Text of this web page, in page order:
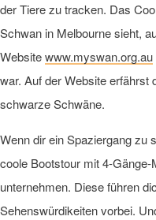
der Tiere zu tracken. Das
Schwan in Melbourne sieht,
Websitewww.myswan.org.au
war. Auf der Website
schwarze Schwäne.
Wenn dir ein Spaziergang zu
coole Bootstour mit 4-
unternehmen. Diese führen
Sehenswürdikeiten vorbei.